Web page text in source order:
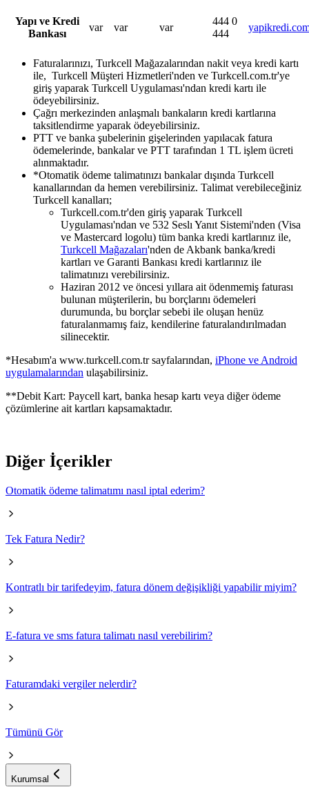
Yapı ve Kredi
Bankası​
​var ​var ​var
​444 0
444
Faturalarınızı, Turkcell Mağazalarından nakit veya kredi kartı
ile, Turkcell Müşteri Hizmetleri'nden ve Turkcell.com.tr'ye
giriş yaparak Turkcell Uygulaması'ndan kredi kartı ile
ödeyebilirsiniz.
Çağrı merkezinden anlaşmalı bankaların kredi kartlarına
taksitlendirme yaparak ödeyebilirsiniz.​
PTT ve banka şubelerinin gişelerinden yapılacak fatura
ödemelerinde, bankalar ve PTT tarafından 1 TL işlem ücreti
alınmaktadır.
*Otomatik ödeme talimatınızı bankalar dışında Turkcell
kanallarından da hemen verebilirsiniz. Talimat verebileceğiniz
Turkcell kanalları;
Turkcell.com.tr'den giriş yaparak Turkcell
Uygulaması'ndan ve 532 Seslı Yanıt Sistemi'nden (Visa
ve Mastercard logolu) tüm banka kredi kartlarınız ile,
Turkcell Mağazaları'nden de Akbank banka/kredi
kartları ve Garanti Bankası kredi kartlarınız ile
talimatınızı verebilirsiniz.
Haziran 2012 ve öncesi yıllara ait ödenmemiş faturası
bulunan müşterilerin, bu borçlarını ödemeleri
durumunda, bu borçlar sebebi ile oluşan henüz
faturalanmamış faiz, kendilerine faturalandırıl​madan
silinecektir.​​​​​​​​​​​​​​​​
*Hesabım'a​ www.turkcell.c​om.tr sayfalarından, iPhone ve Android
uygulamalarından ulaşabilirsiniz.
**Debit Kart: Paycell kart, banka hesap kartı veya diğer ödeme
çözümlerine ait kartları kapsamaktadır.
Diğer İçerikler
Otomatik ödeme talimatımı nasıl iptal ederim?
Tek Fatura Nedir?
Kontratlı bir tarifedeyim, fatura dönem değişikliği yapabilir miyim?
E-fatura ve sms fatura talimatı nasıl verebilirim?
Faturamdaki vergiler nelerdir?
Tümünü Gör
Kurumsal